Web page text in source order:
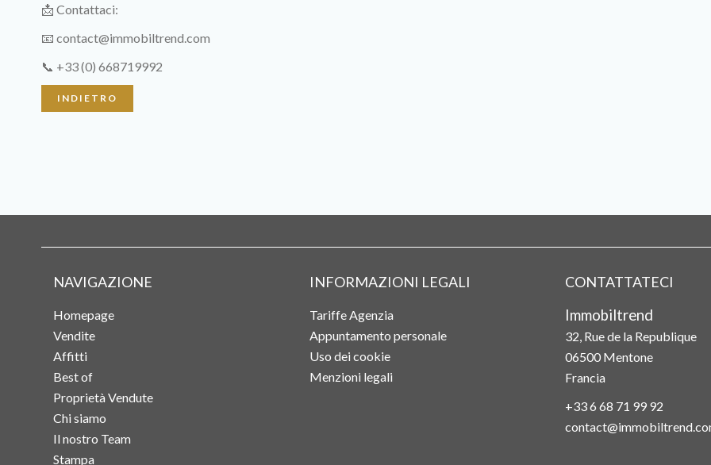
📩 Contattaci:
📧 contact@immobiltrend.com
📞 +33 (0) 668719992
INDIETRO
NAVIGAZIONE
Homepage
Vendite
Affitti
Best of
Proprietà Vendute
Chi siamo
Il nostro Team
Stampa
INFORMAZIONI LEGALI
Tariffe Agenzia
Appuntamento personale
Uso dei cookie
Menzioni legali
CONTATTATECI
Immobiltrend
32, Rue de la Republique
06500 Mentone
Francia
+33 6 68 71 99 92